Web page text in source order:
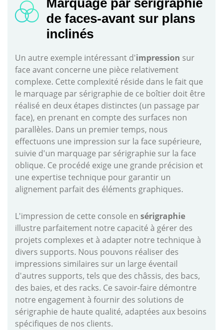
Marquage par sérigraphie
de faces-avant sur plans
inclinés
Un autre exemple intéressant d'impression sur
face avant concerne une pièce relativement
complexe. Cette complexité réside dans le fait que
le marquage par sérigraphie de ce boîtier doit être
réalisé en deux étapes distinctes (un passage par
face), en prenant en compte des surfaces non
parallèles. Dans un premier temps, nous
effectuons une impression sur la face supérieure,
suivie d'un marquage par sérigraphie sur la face
oblique. Ce procédé exige une grande précision et
une expertise technique pour garantir un
alignement parfait des éléments graphiques.
L'impression de cette console en sérigraphie
illustre parfaitement notre capacité à gérer des
projets complexes et à adapter notre technique à
divers supports. Nous pouvons réaliser des
impressions similaires sur un large éventail
d'autres supports, tels que des châssis, des bacs,
des baies, et des racks. Ce savoir-faire démontre
notre engagement à fournir des solutions de
sérigraphie de haute qualité, adaptées aux besoins
spécifiques de nos clients.